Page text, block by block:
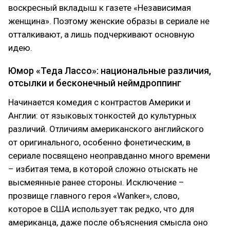
воскресный вкладыш к газете «Независимая
женщина». Поэтому женские образы в сериале не
отталкивают, а лишь подчеркивают основную
идею.
Юмор «Теда Лассо»: национальные различия,
отсылки и бесконечный неймдроппинг
Начинается комедия с контрастов Америки и
Англии: от языковых тонкостей до культурных
различий. Отличиям американского английского
от оригинального, особенно фонетическим, в
сериале посвящено неоправданно много времени
– избитая тема, в которой сложно отыскать не
высмеянные ранее стороны. Исключение –
прозвище главного героя «Wanker», слово,
которое в США использует так редко, что для
американца, даже после объяснения смысла оно